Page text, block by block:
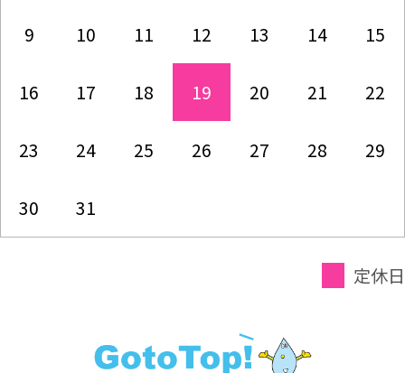
9 10 11 12 13 14 15
16 17 18 19 20 21 22
23 24 25 26 27 28 29
30 31
定休日